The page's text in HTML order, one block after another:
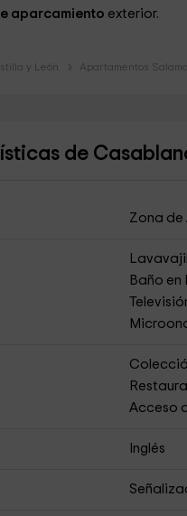
aparcamiento exterior.
y León Apartamentos
de
Zona de
Baño
Acceso
Inglés